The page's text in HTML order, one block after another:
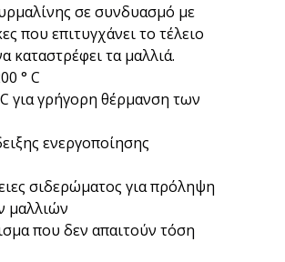
σε συνδυασμό με
που επιτυγχάνει το τέλειο
καταστρέφει τα μαλλιά.
° C
για γρήγορη θέρμανση των
ενεργοποίησης
σιδερώματος για πρόληψη
μαλλιών
που δεν απαιτούν τόση